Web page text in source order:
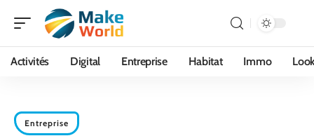
Activités Digital Entreprise Habitat Immo
Entreprise